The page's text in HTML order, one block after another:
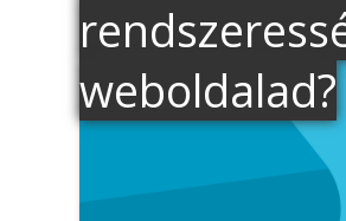
weboldalad?